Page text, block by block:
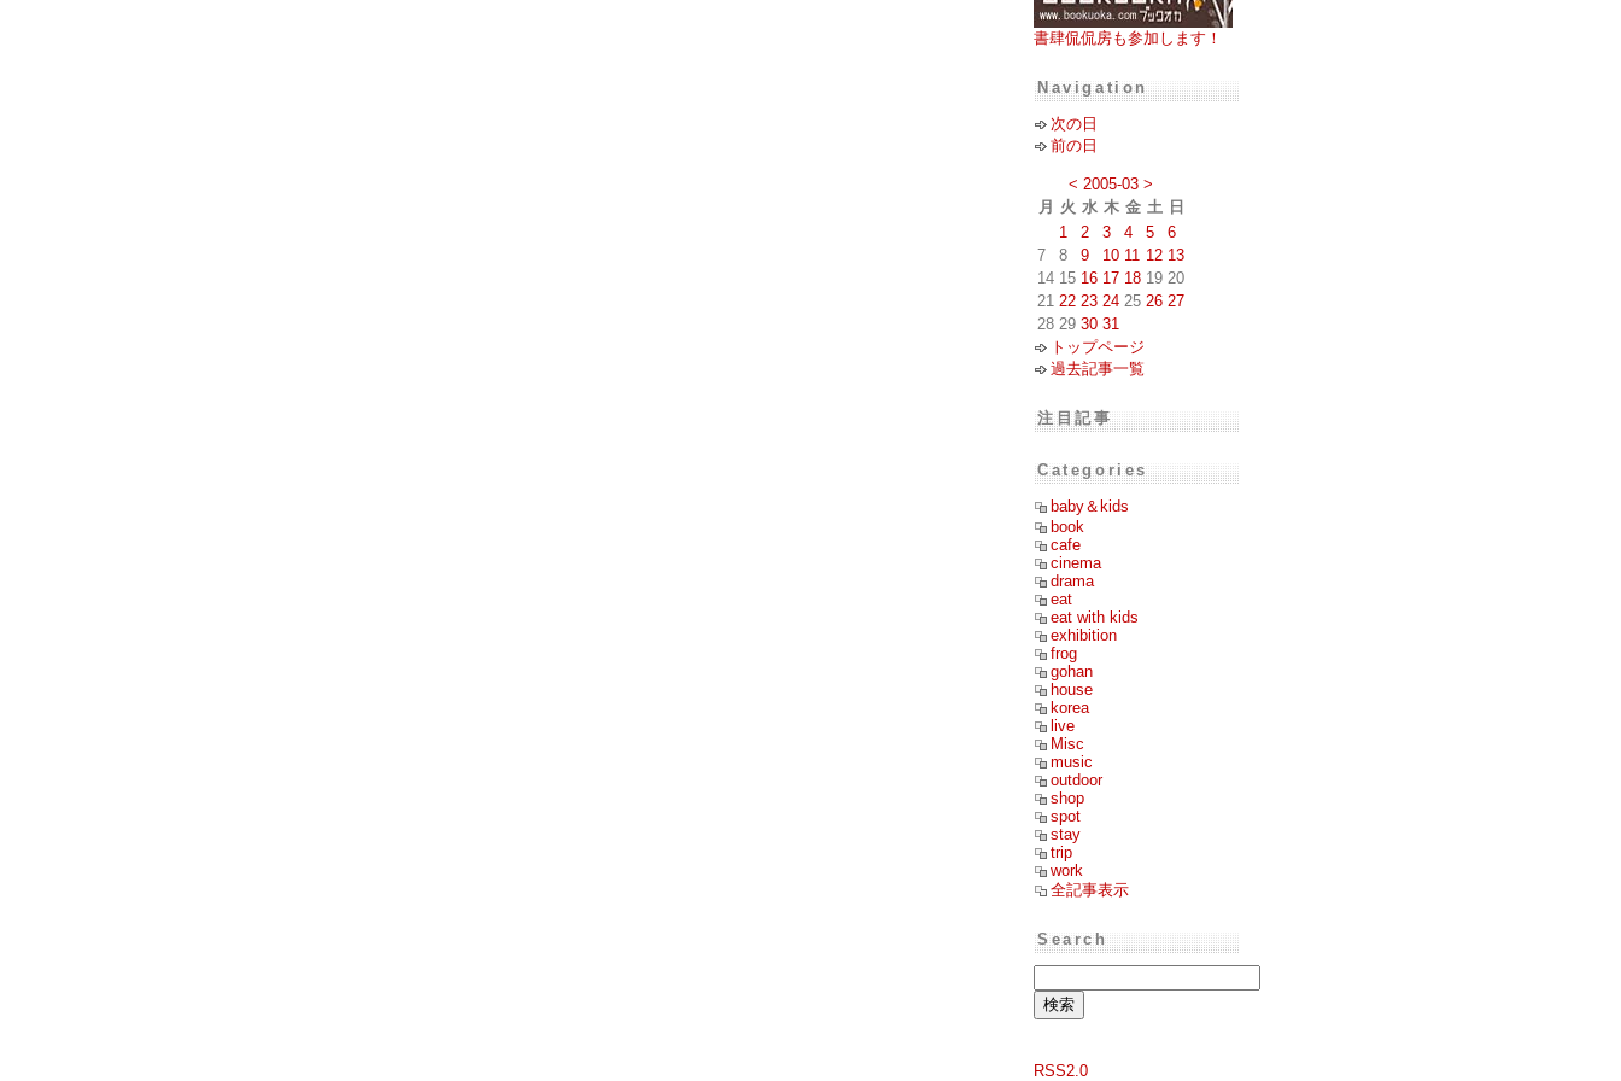
書肆侃侃房も参加します！
Navigation
次の日
前の日
< 2005-03 >
月
火 水 木 金 土 日
1
2 3 4 5
6
7
8 9 10 11 12 13
14 15 16 17 18 19 20
21 22 23 24 25 26 27
28 29 30 31
トップページ
過去記事一覧
注目記事
Categories
baby＆kids
book
cafe
cinema
drama
eat
eat with kids
exhibition
frog
gohan
house
korea
live
Misc
music
outdoor
shop
spot
stay
trip
work
全記事表示
Search
RSS2.0